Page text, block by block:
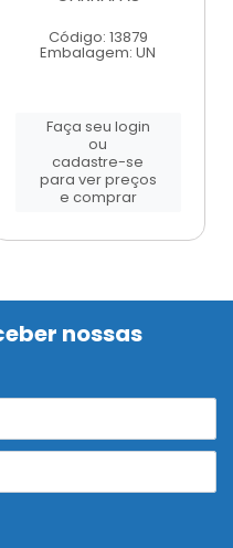
Código: 13879
Embalagem: UN
Faça seu login
ou
cadastre-se
para ver preços
e comprar
nossas